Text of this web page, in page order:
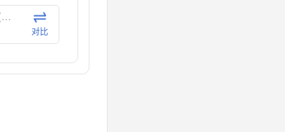
(德州仪器-TI)
对比
(德州仪器-TI)
对比